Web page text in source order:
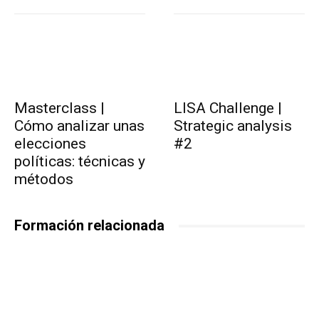
Masterclass |
Cómo analizar unas
elecciones
políticas: técnicas y
métodos
LISA Challenge |
Strategic analysis
#2
Formación relacionada